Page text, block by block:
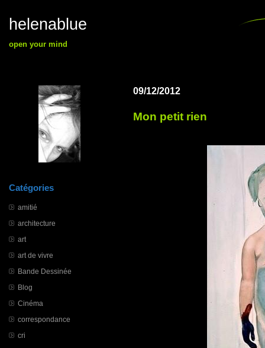
helenablue
open your mind
Catégories
amitié
architecture
art
art de vivre
Bande Dessinée
Blog
Cinéma
correspondance
cri
09/12/2012
Mon petit rien